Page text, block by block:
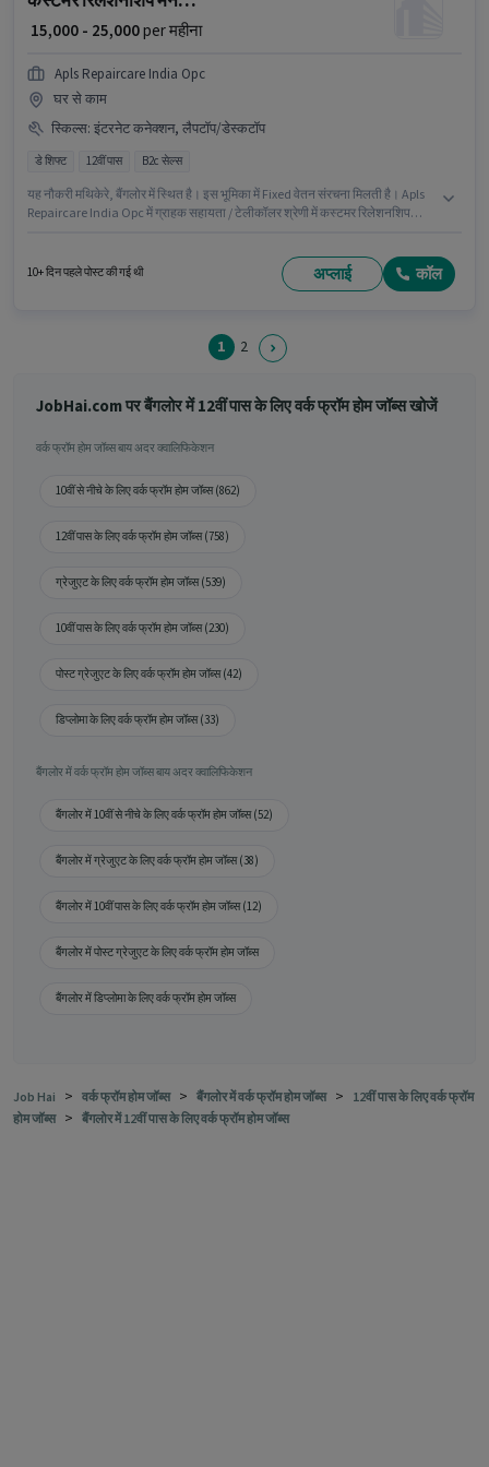
₹ 15,000 - 25,000per महीना
Apls Repaircare India Opc
घर से काम
स्किल्स: इंटरनेट कनेक्शन, लैपटॉप/डेस्कटॉप
डे शिफ्ट 12वीं पास B2c सेल्स
यह नौकरी मथिकेरे, बैंगलोर में स्थित है। इस भूमिका में Fixed वेतन संरचना मिलती है। Apls
Repaircare India Opc में ग्राहक सहायता / टेलीकॉलर श्रेणी में कस्टमर रिलेशनशिप
इंटरनेट कनेक्शन, लैपटॉप/डेस्कटॉप का उपलब्ध होना आवश्यक है।
10+ दिन पहले पोस्ट की गई थी अप्लाई कॉल
1 2
JobHai.com पर बैंगलोर में 12वीं पास के लिए वर्क फ्रॉम होम जॉब्स खोजें
वर्क फ्रॉम होम जॉब्स बाय अदर क्वालिफिकेशन
10वीं से नीचे के लिए वर्क फ्रॉम होम जॉब्स (862)
12वीं पास के लिए वर्क फ्रॉम होम जॉब्स (758)
ग्रेजुएट के लिए वर्क फ्रॉम होम जॉब्स (539)
10वीं पास के लिए वर्क फ्रॉम होम जॉब्स (230)
पोस्ट ग्रेजुएट के लिए वर्क फ्रॉम होम जॉब्स (42)
डिप्लोमा के लिए वर्क फ्रॉम होम जॉब्स (33)
बैंगलोर में वर्क फ्रॉम होम जॉब्स बाय अदर क्वालिफिकेशन
बैंगलोर में 10वीं से नीचे के लिए वर्क फ्रॉम होम जॉब्स (52)
बैंगलोर में ग्रेजुएट के लिए वर्क फ्रॉम होम जॉब्स (38)
बैंगलोर में 10वीं पास के लिए वर्क फ्रॉम होम जॉब्स (12)
बैंगलोर में पोस्ट ग्रेजुएट के लिए वर्क फ्रॉम होम जॉब्स
बैंगलोर में डिप्लोमा के लिए वर्क फ्रॉम होम जॉब्स
Job Hai > वर्क फ्रॉम होम जॉब्स > बैंगलोर में वर्क फ्रॉम होम जॉब्स > 12वीं पास के लिए वर्क फ्रॉम
होम जॉब्स > बैंगलोर में 12वीं पास के लिए वर्क फ्रॉम होम जॉब्स